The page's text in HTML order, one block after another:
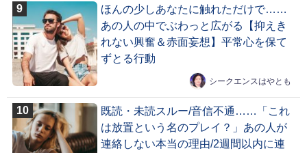
ほんの少しあなたに触れただけで……
あの人の中でぶわっと広がる【抑えき
れない興奮＆赤面妄想】平常心を保て
ずとる行動
シークエンスはやとも
既読・未読スルー/音信不通……「これ
は放置という名のプレイ？」あの人が
連絡しない本当の理由/2週間以内に連